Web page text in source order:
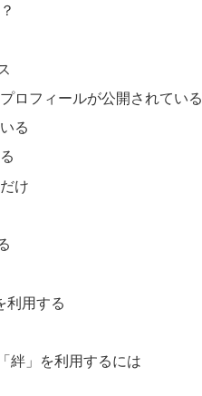
ロフィールが公開されている
る
け
利用する
絆」を利用するには